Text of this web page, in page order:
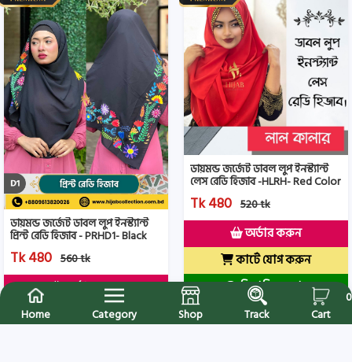
ডায়মন্ড জর্জেট ডাবল লুপ ইনস্ট্যান্ট
প্রিন্ট রেডি হিজাব - PRHD1- Black
Color
Tk 480 560 tk
অর্ডার করুন
কার্টে যোগ করুন
ডায়মন্ড জর্জেট ডাবল লুপ ইনস্ট্যান্ট
লেস রেডি হিজাব -HLRH- Red Color
Tk 480 520 tk
অর্ডার করুন
কার্টে যোগ করুন
বিস্তারিত দেখুন
Home Category Shop Track
0
Cart